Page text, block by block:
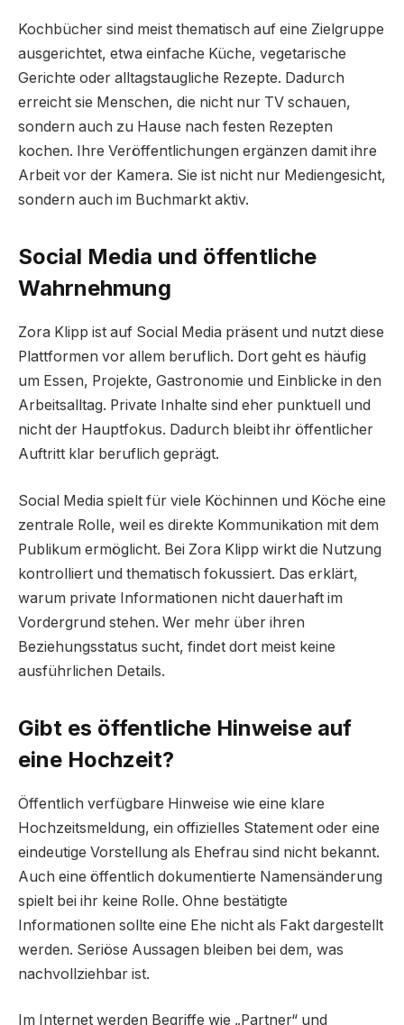
Kochbücher sind meist thematisch auf eine Zielgruppe
ausgerichtet, etwa einfache Küche, vegetarische
Gerichte oder alltagstaugliche Rezepte. Dadurch
erreicht sie Menschen, die nicht nur TV schauen,
sondern auch zu Hause nach festen Rezepten
kochen. Ihre Veröffentlichungen ergänzen damit ihre
Arbeit vor der Kamera. Sie ist nicht nur Mediengesicht,
sondern auch im Buchmarkt aktiv.
Social Media und öffentliche
Wahrnehmung
Zora Klipp ist auf Social Media präsent und nutzt diese
Plattformen vor allem beruflich. Dort geht es häufig
um Essen, Projekte, Gastronomie und Einblicke in den
Arbeitsalltag. Private Inhalte sind eher punktuell und
nicht der Hauptfokus. Dadurch bleibt ihr öffentlicher
Auftritt klar beruflich geprägt.
Social Media spielt für viele Köchinnen und Köche eine
zentrale Rolle, weil es direkte Kommunikation mit dem
Publikum ermöglicht. Bei Zora Klipp wirkt die Nutzung
kontrolliert und thematisch fokussiert. Das erklärt,
warum private Informationen nicht dauerhaft im
Vordergrund stehen. Wer mehr über ihren
Beziehungsstatus sucht, findet dort meist keine
ausführlichen Details.
Gibt es öffentliche Hinweise auf
eine Hochzeit?
Öffentlich verfügbare Hinweise wie eine klare
Hochzeitsmeldung, ein offizielles Statement oder eine
eindeutige Vorstellung als Ehefrau sind nicht bekannt.
Auch eine öffentlich dokumentierte Namensänderung
spielt bei ihr keine Rolle. Ohne bestätigte
Informationen sollte eine Ehe nicht als Fakt dargestellt
werden. Seriöse Aussagen bleiben bei dem, was
nachvollziehbar ist.
Im Internet werden Begriffe wie „Partner“ und